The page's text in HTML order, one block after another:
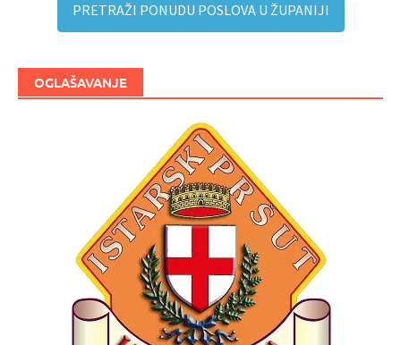
PRETRAŽI PONUDU POSLOVA U ŽUPANIJI
OGLAŠAVANJE